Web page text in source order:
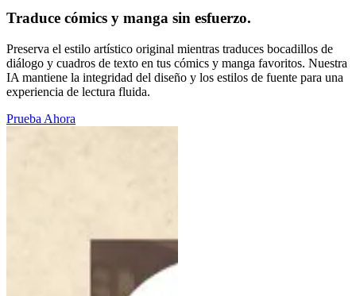
Traduce cómics y manga sin esfuerzo.
Preserva el estilo artístico original mientras traduces bocadillos de
diálogo y cuadros de texto en tus cómics y manga favoritos. Nuestra
IA mantiene la integridad del diseño y los estilos de fuente para una
experiencia de lectura fluida.
Prueba Ahora